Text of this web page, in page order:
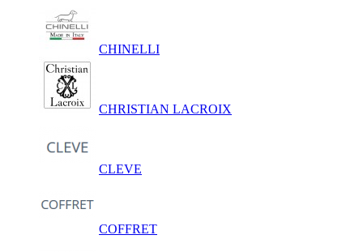
CHINELLI
CHRISTIAN LACROIX
CLEVE
COFFRET